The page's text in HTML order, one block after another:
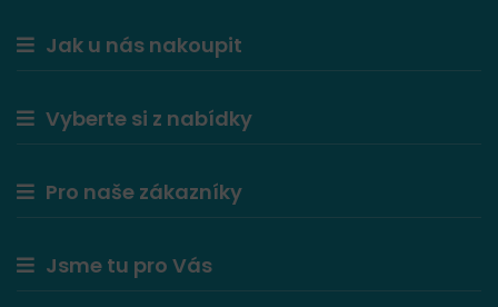
Jak u nás nakoupit
Vyberte si z nabídky
Pro naše zákazníky
Jsme tu pro Vás